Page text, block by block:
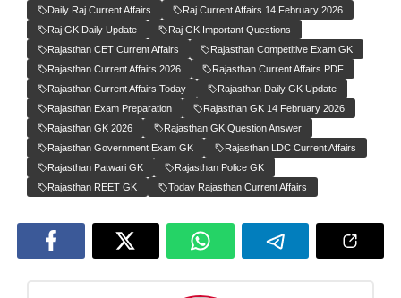
Daily Raj Current Affairs
Raj Current Affairs 14 February 2026
Raj GK Daily Update
Raj GK Important Questions
Rajasthan CET Current Affairs
Rajasthan Competitive Exam GK
Rajasthan Current Affairs 2026
Rajasthan Current Affairs PDF
Rajasthan Current Affairs Today
Rajasthan Daily GK Update
Rajasthan Exam Preparation
Rajasthan GK 14 February 2026
Rajasthan GK 2026
Rajasthan GK Question Answer
Rajasthan Government Exam GK
Rajasthan LDC Current Affairs
Rajasthan Patwari GK
Rajasthan Police GK
Rajasthan REET GK
Today Rajasthan Current Affairs